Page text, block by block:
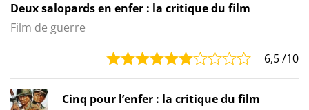
Deux salopards en enfer : la critique du film
Film de guerre
6,5/10
Cinq pour l’enfer : la critique du film